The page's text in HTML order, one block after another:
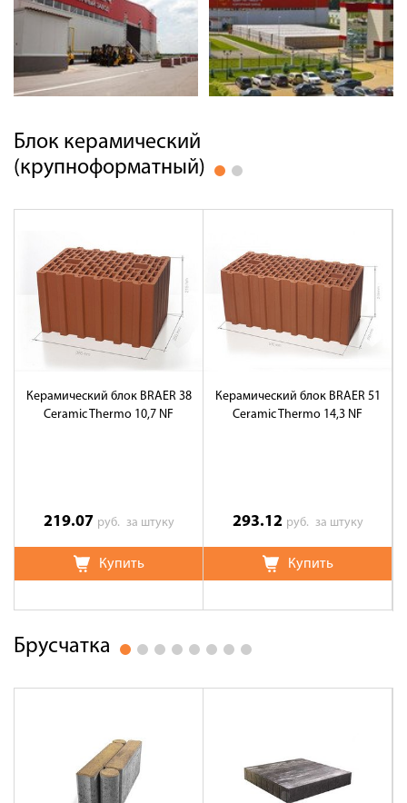
Блок керамический
(крупноформатный)
Керамический блок BRAER 38
Ceramic Thermo 10,7 NF
219.07 руб. за штуку
Купить
Керамический блок BRAER 51
Ceramic Thermo 14,3 NF
293.12 руб. за штуку
Купить
Брусчатка